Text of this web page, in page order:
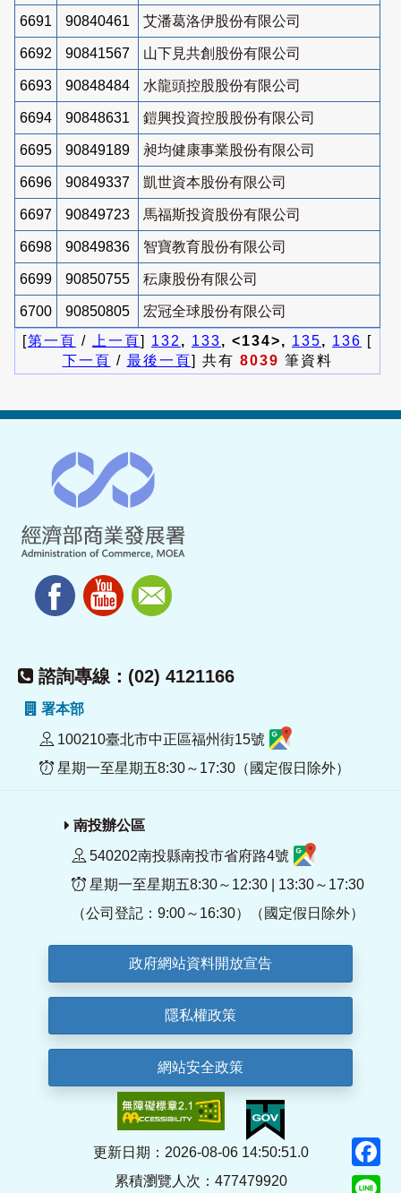
6691 90840461 艾潘葛洛伊股份有限公司
6692 90841567 山下見共創股份有限公司
6693 90848484 水龍頭控股股份有限公司
6694 90848631 鎧興投資控股股份有限公司
6695 90849189 昶均健康事業股份有限公司
6696 90849337 凱世資本股份有限公司
6697 90849723 馬福斯投資股份有限公司
6698 90849836 智寶教育股份有限公司
6699 90850755 秐康股份有限公司
6700 90850805
宏冠全球股份有限公司
[第一頁 / 上一頁] 132 , 133, <134>, 135, 136 [
下一頁 / 最後一頁] 共有 8039 筆資料
諮詢專線：(02) 4121166
署本部
100210臺北市中正區福州街15號
星期一至星期五8:30～17:30（國定假日除外）
南投辦公區
540202南投縣南投市省府路4號
星期一至星期五8:30～12:30 | 13:30～17:30
（公司登記：9:00～16:30）（國定假日除外）
政府網站資料開放宣告
隱私權政策
網站安全政策
更新日期：2026-08-06 14:50:51.0
累積瀏覽人次：477479920